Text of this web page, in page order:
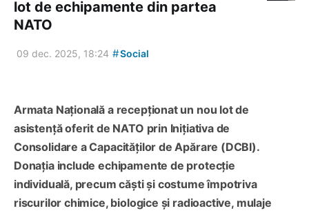
lot de echipamente din partea
NATO
09 dec. 2025, 18:24 #Social
Armata Națională a recepționat un nou lot de
asistență oferit de NATO prin Inițiativa de
Consolidare a Capacităților de Apărare (DCBI).
Donația include echipamente de protecție
individuală, precum căști și costume împotriva
riscurilor chimice, biologice și radioactive, mulaje